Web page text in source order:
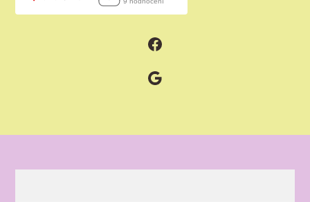
Facebook
Google